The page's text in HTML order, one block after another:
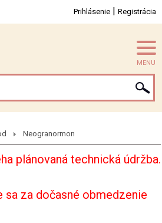
Prihlásenie | Registrácia
MENU
Neogranormon
plánovaná technická údržba.
sa za dočasné obmedzenie